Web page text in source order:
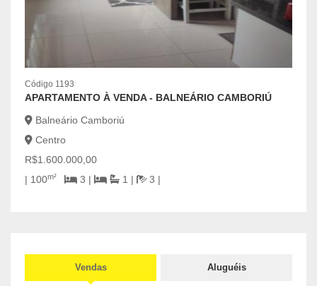
Código 1193
APARTAMENTO À VENDA - BALNEÁRIO CAMBORIÚ
Balneário Camboriú
Centro
R$1.600.000,00
| 100m² 3 | 1 | 3 |
Vendas Aluguéis